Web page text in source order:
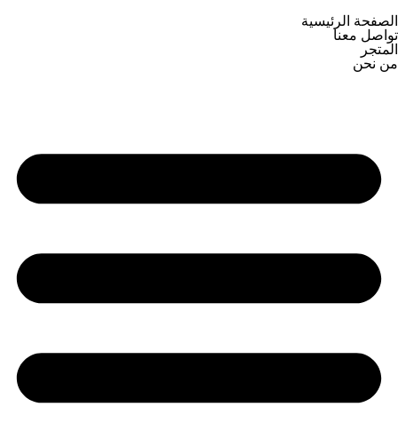
الصفحة الرئيسية
تواصل معنا
المتجر
من نحن